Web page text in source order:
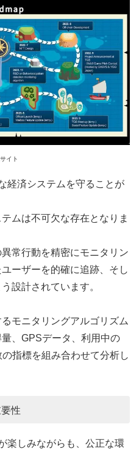
イト
経済システムを守ることが
ムは不可欠な存在となりま
常行動を精密にモニタリン
ーザーを的確に追跡、そし
設計されています。
モニタリングアルゴリズム
、GPSデータ、利用中の
指標を組み合わせて分析し
性
楽しみながらも、公正な環